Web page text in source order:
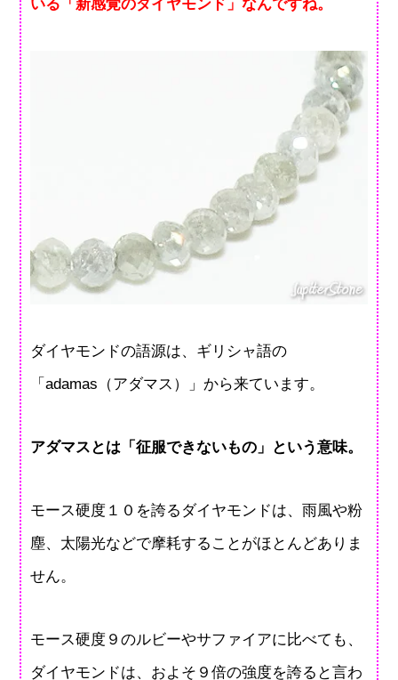
いる「新感覚のダイヤモンド」なんですね。
ダイヤモンドの語源は、ギリシャ語の
「adamas（アダマス）」から来ています。
アダマスとは「征服できないもの」という意味。
モース硬度１０を誇るダイヤモンドは、雨風や粉
塵、太陽光などで摩耗することがほとんどありま
せん。
モース硬度９のルビーやサファイアに比べても、
ダイヤモンドは、およそ９倍の強度を誇ると言わ